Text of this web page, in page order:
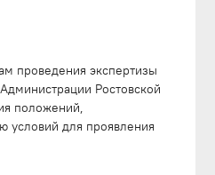
проведения экспертизы
Ростовской
положений,
условий для проявления